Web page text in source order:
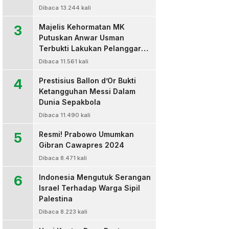
Dibaca 13.244 kali
3
Majelis Kehormatan MK
Putuskan Anwar Usman
Terbukti Lakukan Pelanggaran
Berat Kode Etik dan
Dibaca 11.561 kali
4
Prestisius Ballon d’Or Bukti
Ketangguhan Messi Dalam
Dunia Sepakbola
Dibaca 11.490 kali
5
Resmi! Prabowo Umumkan
Gibran Cawapres 2024
Dibaca 8.471 kali
6
Indonesia Mengutuk Serangan
Israel Terhadap Warga Sipil
Palestina
Dibaca 8.223 kali